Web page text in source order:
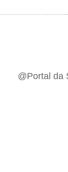
@Portal da